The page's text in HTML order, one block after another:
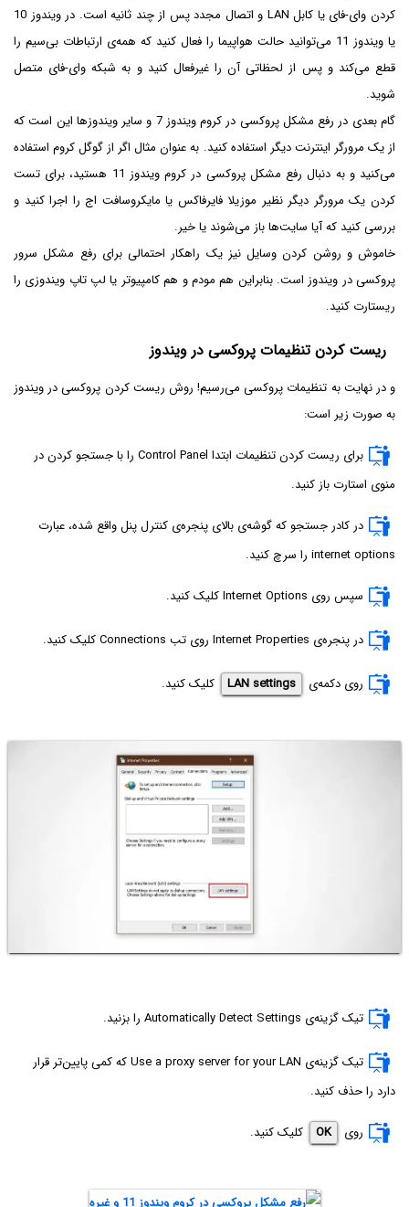
کردن وای-فای یا کابل LAN و اتصال مجدد پس از چند ثانیه است. در ویندوز 10
یا ویندوز 11 می‌توانید حالت هواپیما را فعال کنید که همه‌ی ارتباطات بی‌سیم را
قطع می‌کند و پس از لحظاتی آن را غیرفعال کنید و به شبکه وای-فای متصل
شوید.
گام بعدی در رفع مشکل پروکسی در کروم ویندوز 7 و سایر ویندوزها این است که
از یک مرورگر اینترنت دیگر استفاده کنید. به عنوان مثال اگر از گوگل کروم استفاده
می‌کنید و به دنبال رفع مشکل پروکسی در کروم ویندوز 11 هستید، برای تست
کردن یک مرورگر دیگر نظیر موزیلا فایرفاکس یا مایکروسافت اج را اجرا کنید و
بررسی کنید که آیا سایت‌ها باز می‌شوند یا خیر.
خاموش و روشن کردن وسایل نیز یک راهکار احتمالی برای رفع مشکل سرور
پروکسی در ویندوز است. بنابراین هم مودم و هم کامپیوتر یا لپ تاپ ویندوزی را
ریستارت کنید.
ریست کردن تنظیمات پروکسی در ویندوز
و در نهایت به تنظیمات پروکسی می‌رسیم! روش ریست کردن پروکسی در ویندوز
به صورت زیر است:
برای ریست کردن تنظیمات ابتدا Control Panel را با جستجو کردن در
منوی استارت باز کنید.
در کادر جستجو که گوشه‌ی بالای پنجره‌ی کنترل پنل واقع شده، عبارت
internet options را سرچ کنید.
سپس روی Internet Options کلیک کنید.
در پنجره‌ی Internet Properties روی تب Connections کلیک کنید.
روی دکمه‌ی LAN settings کلیک کنید.
تیک گزینه‌ی Automatically Detect Settings را بزنید.
تیک گزینه‌ی Use a proxy server for your LAN که کمی پایین‌تر قرار
دارد را حذف کنید.
روی OK کلیک کنید.